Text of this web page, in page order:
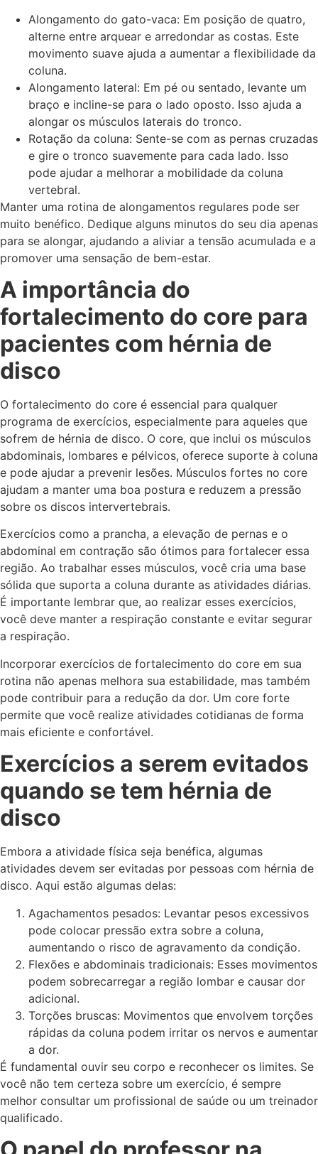
Alongamento do gato-vaca: Em posição de quatro,
alterne entre arquear e arredondar as costas. Este
movimento suave ajuda a aumentar a flexibilidade da
coluna.
Alongamento lateral: Em pé ou sentado, levante um
braço e incline-se para o lado oposto. Isso ajuda a
alongar os músculos laterais do tronco.
Rotação da coluna: Sente-se com as pernas cruzadas
e gire o tronco suavemente para cada lado. Isso
pode ajudar a melhorar a mobilidade da coluna
vertebral.
Manter uma rotina de alongamentos regulares pode ser
muito benéfico. Dedique alguns minutos do seu dia apenas
para se alongar, ajudando a aliviar a tensão acumulada e a
promover uma sensação de bem-estar.
A importância do
fortalecimento do core para
pacientes com hérnia de
disco
O fortalecimento do core é essencial para qualquer
programa de exercícios, especialmente para aqueles que
sofrem de hérnia de disco. O core, que inclui os músculos
abdominais, lombares e pélvicos, oferece suporte à coluna
e pode ajudar a prevenir lesões. Músculos fortes no core
ajudam a manter uma boa postura e reduzem a pressão
sobre os discos intervertebrais.
Exercícios como a prancha, a elevação de pernas e o
abdominal em contração são ótimos para fortalecer essa
região. Ao trabalhar esses músculos, você cria uma base
sólida que suporta a coluna durante as atividades diárias.
É importante lembrar que, ao realizar esses exercícios,
você deve manter a respiração constante e evitar segurar
a respiração.
Incorporar exercícios de fortalecimento do core em sua
rotina não apenas melhora sua estabilidade, mas também
pode contribuir para a redução da dor. Um core forte
permite que você realize atividades cotidianas de forma
mais eficiente e confortável.
Exercícios a serem evitados
quando se tem hérnia de
disco
Embora a atividade física seja benéfica, algumas
atividades devem ser evitadas por pessoas com hérnia de
disco. Aqui estão algumas delas:
Agachamentos pesados: Levantar pesos excessivos
pode colocar pressão extra sobre a coluna,
aumentando o risco de agravamento da condição.
Flexões e abdominais tradicionais: Esses movimentos
podem sobrecarregar a região lombar e causar dor
adicional.
Torções bruscas: Movimentos que envolvem torções
rápidas da coluna podem irritar os nervos e aumentar
a dor.
É fundamental ouvir seu corpo e reconhecer os limites. Se
você não tem certeza sobre um exercício, é sempre
melhor consultar um profissional de saúde ou um treinador
qualificado.